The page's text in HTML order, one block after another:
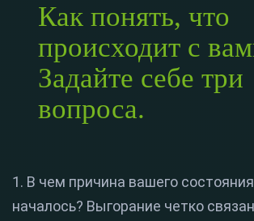
Как понять, что
происходит с
Задайте себе три
вопроса.
1. В чем причина вашего
началось? Выгорание четко